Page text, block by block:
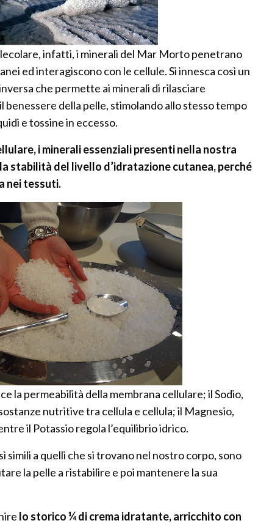
infatti, i minerali del Mar Morto penetrano
ed interagiscono con le cellule. Si innesca così un
che permette ai minerali di rilasciare
della pelle, stimolando allo stesso tempo
e tossine in eccesso.
i minerali essenziali presenti nella nostra
stabilità del livello d’idratazione cutanea, perché
nei tessuti.
la permeabilità della membrana cellulare; il Sodio,
nutritive tra cellula e cellula; il Magnesio,
il Potassio regola l’equilibrio idrico.
simili a quelli che si trovano nel nostro corpo, sono
la pelle a ristabilire e poi mantenere la sua
lo storico ¼ di crema idratante, arricchito con